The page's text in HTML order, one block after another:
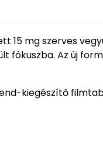
15 mg szerves
fókuszba. Az új
kiegészítő